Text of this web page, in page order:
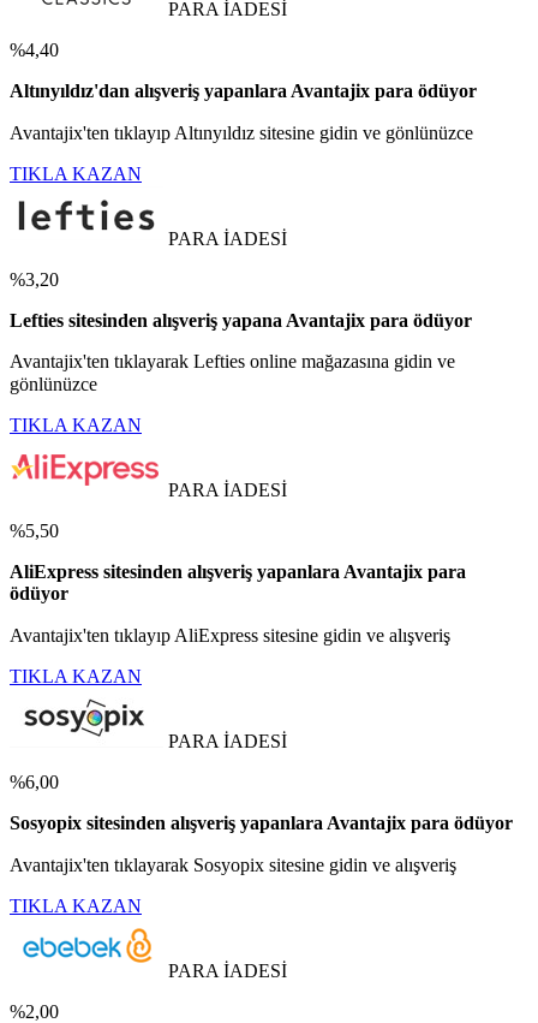
PARA İADESİ
%4,40
Altınyıldız'dan alışveriş yapanlara Avantajix para ödüyor
Avantajix'ten tıklayıp Altınyıldız sitesine gidin ve gönlünüzce
TIKLA KAZAN
PARA İADESİ
%3,20
Lefties sitesinden alışveriş yapana Avantajix para ödüyor
Avantajix'ten tıklayarak Lefties online mağazasına gidin ve
gönlünüzce
TIKLA KAZAN
PARA İADESİ
%5,50
AliExpress sitesinden alışveriş yapanlara Avantajix para
ödüyor
Avantajix'ten tıklayıp AliExpress sitesine gidin ve alışveriş
TIKLA KAZAN
PARA İADESİ
%6,00
Sosyopix sitesinden alışveriş yapanlara Avantajix para ödüyor
Avantajix'ten tıklayarak Sosyopix sitesine gidin ve alışveriş
TIKLA KAZAN
PARA İADESİ
%2,00